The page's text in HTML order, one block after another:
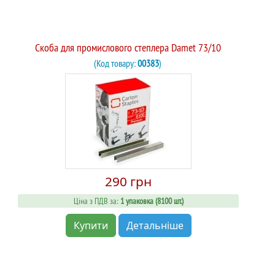
Скоба для промислового степлера Damet 73/10
(Код товару:00383)
290 грн
Ціна з ПДВ за: 1 упаковка (8100 шт.)
Купити Детальніше